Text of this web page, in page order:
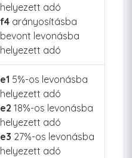
helyezett adó
f4 arányosításba
bevont levonásba
helyezett adó
e1 5%-os levonásba
helyezett adó
e2 18%-os levonásba
helyezett adó
e3 27%-os levonásba
helyezett adó